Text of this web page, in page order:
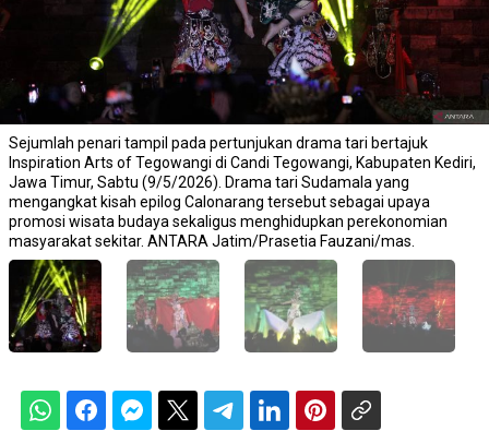
Sejumlah penari tampil pada pertunjukan drama tari bertajuk
Inspiration Arts of Tegowangi di Candi Tegowangi, Kabupaten Kediri,
Jawa Timur, Sabtu (9/5/2026). Drama tari Sudamala yang
mengangkat kisah epilog Calonarang tersebut sebagai upaya
promosi wisata budaya sekaligus menghidupkan perekonomian
masyarakat sekitar. ANTARA Jatim/Prasetia Fauzani/mas.